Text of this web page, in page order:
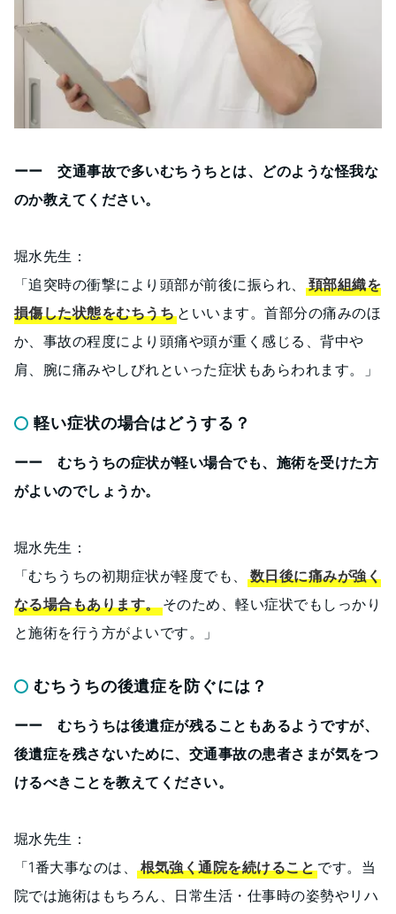
ーー 交通事故で多いむちうちとは、どのような怪我な
のか教えてください。
堀水先生：
「追突時の衝撃により頭部が前後に振られ、
頚部組織を
損傷した状態をむちうち といいます。首部分の痛みのほ
か、事故の程度により頭痛や頭が重く感じる、背中や
肩、腕に痛みやしびれといった症状もあらわれます。」
軽い症状の場合はどうする？
ーー むちうちの症状が軽い場合でも、施術を受けた方
がよいのでしょうか。
堀水先生：
「むちうちの初期症状が軽度でも、
数日後に痛みが強く
なる場合もあります。 そのため、軽い症状でもしっかり
と施術を行う方がよいです。」
むちうちの後遺症を防ぐには？
ーー むちうちは後遺症が残ることもあるようですが、
後遺症を残さないために、交通事故の患者さまが気をつ
けるべきことを教えてください。
堀水先生：
「1番大事なのは、根気強く通院を続けることです。当
院では施術はもちろん、日常生活・仕事時の姿勢やリハ